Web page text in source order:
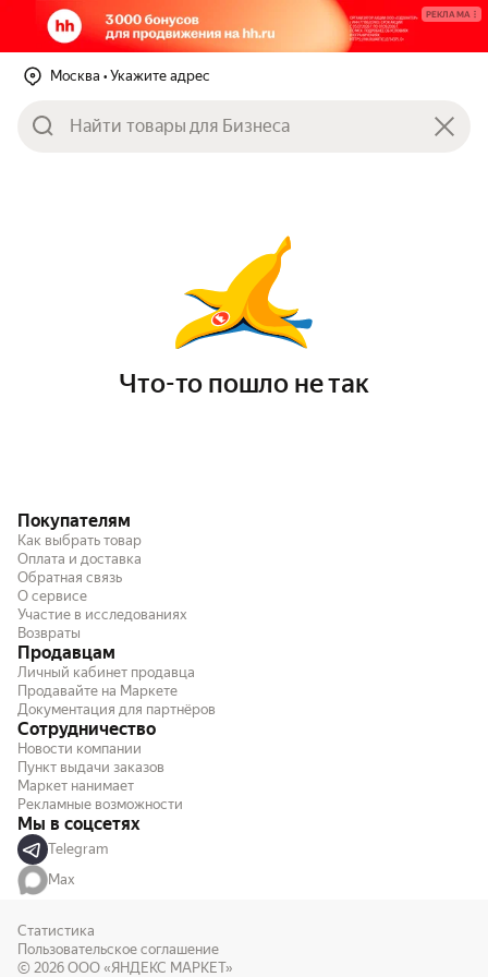
РЕКЛАМА
Москва • Укажите адрес
Что-то пошло не так
Покупателям
Как выбрать товар
Оплата и доставка
Обратная связь
О сервисе
Участие в исследованиях
Возвраты
Продавцам
Личный кабинет продавца
Продавайте на Маркете
Документация для партнёров
Сотрудничество
Новости компании
Пункт выдачи заказов
Маркет нанимает
Рекламные возможности
Мы в соцсетях
Telegram
Max
Статистика
Пользовательское соглашение
© 2026 ООО «ЯНДЕКС МАРКЕТ»